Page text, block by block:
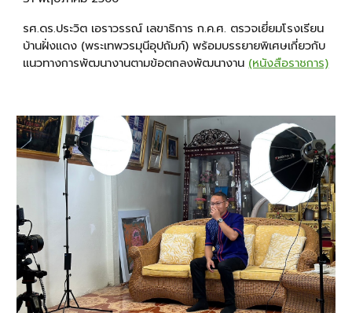
รศ.ดร.ประวิต เอราวรรณ์ เลขาธิการ ก.ค.ศ. ตรวจเยี่ยมโรงเรียน
บ้านฝั่งแดง (พระเทพวรมุนีอุปถัมภ์) พร้อมบรรยายพิเศษเกี่ยวกับ
แนวทางการพัฒนางานตามข้อตกลงพัฒนางาน(หนังสือราชการ)